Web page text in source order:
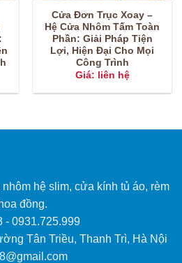
Cửa Đơn Trục Xoay –
Hệ Cửa Nhôm Tấm Toàn
Phần: Giải Pháp Tiện
Lợi, Hiện Đại Cho Mọi
Công Trình
Giá: liên hệ
hệ slim, cửa kính tủ áo, rèm
đồng.
- 0931.725.999
Tân Triều, Thanh Trì, Hà Nội